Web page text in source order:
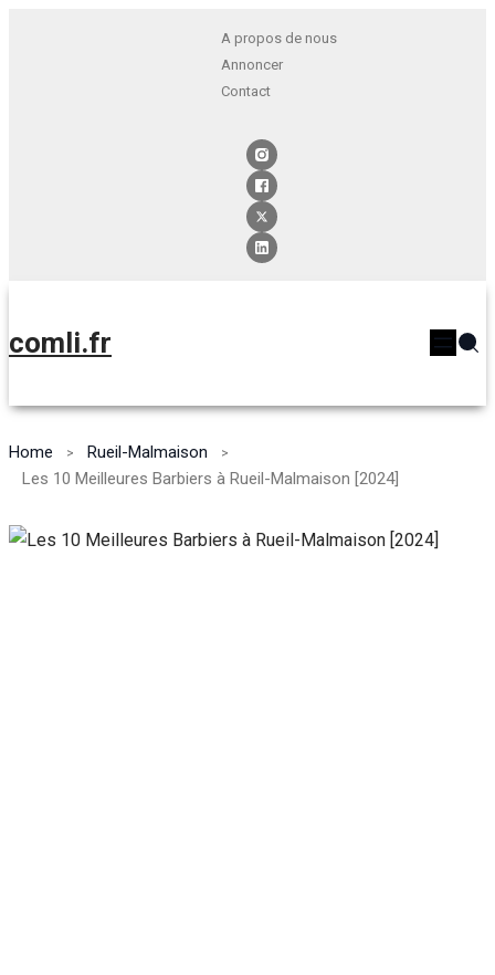
A propos de nous
Annoncer
Contact
comli.fr
Home
Rueil-Malmaison
Les 10 Meilleures Barbiers à Rueil-Malmaison [2024]